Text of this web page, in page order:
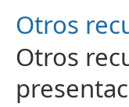
Otros
Otros